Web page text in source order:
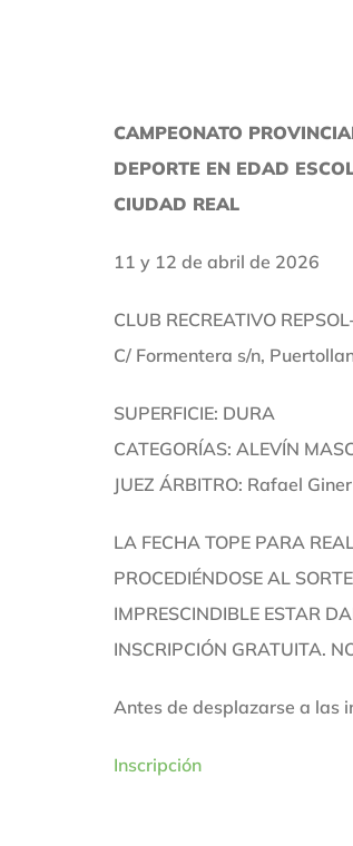
CAMPEONATO
DEPORTE EN EDAD
CIUDAD REAL
11 y 12 de abril de 2026
CLUB RECREATIVO
C/ Formentera s/n,
SUPERFICIE: DURA
CATEGORÍAS: ALEVÍN
JUEZ ÁRBITRO: Rafael
LA FECHA TOPE PARA
PROCEDIÉNDOSE AL
IMPRESCINDIBLE ESTAR
INSCRIPCIÓN GRATUITA.
Antes de desplazarse a las
Inscripción